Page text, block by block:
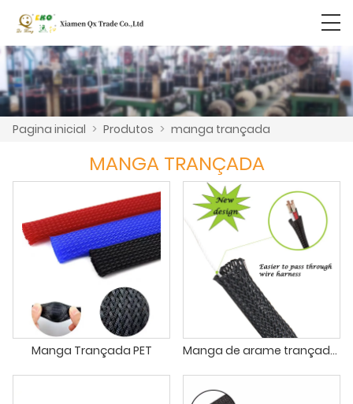
Pagina inicial > Produtos > manga trançada
MANGA TRANÇADA
Manga Trançada PET Manga de arame trançado PET com corda